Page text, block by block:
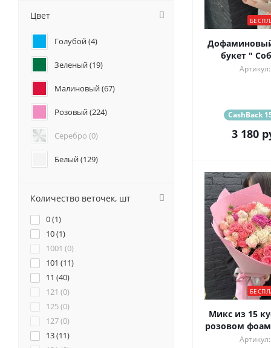
букет "
CashBack
3 180
Микс из 15
розовом
Ранункулюсы (
Гортензии (55
Лилии (
Подсолнухи (1)
Анемоны (4)
Гвоздики (
Геогрины (2)
Каллы (
)
Маттиола (53)
Цвет
Голубой (4)
Зеленый (19)
Малиновый (67)
Розовый (224)
Серебро (0)
Белый (129)
Желтый (
Коралловый (
Кремовый (
Персиковый (
Количество веточек, шт
0 (1)
10 (1)
1001 (0)
101 (11)
11 (40)
121 (0)
125 (0)
127 (0)
13 (11)